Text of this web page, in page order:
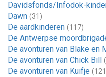
Davidsfonds/Infodok-
Dawn (31)
De aardkinderen (117)
De Antwerpse
De avonturen van Blake en
De avonturen van Chick Bill
De avonturen van Kuifje